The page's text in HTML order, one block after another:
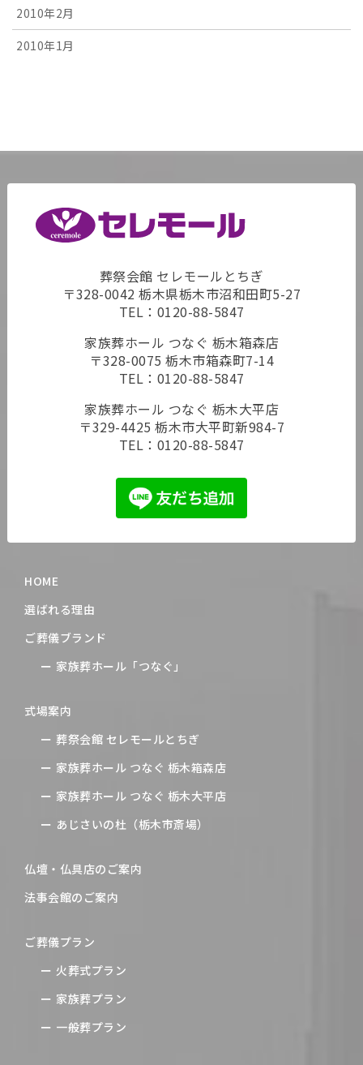
2010年2月
2010年1月
葬祭会館 セレモールとちぎ
〒328-0042 栃木県栃木市沼和田町5-27
TEL： 0120-88-5847
家族葬ホール つなぐ 栃木箱森店
〒328-0075 栃木市箱森町7-14
TEL： 0120-88-5847
家族葬ホール つなぐ 栃木大平店
〒329-4425 栃木市大平町新984-7
TEL： 0120-88-5847
HOME
選ばれる理由
ご葬儀ブランド
家族葬ホール「つなぐ」
式場案内
葬祭会館 セレモールとちぎ
家族葬ホール つなぐ 栃木箱森店
家族葬ホール つなぐ 栃木大平店
あじさいの杜（栃木市斎場）
仏壇・仏具店のご案内
法事会館のご案内
ご葬儀プラン
火葬式プラン
家族葬プラン
一般葬プラン